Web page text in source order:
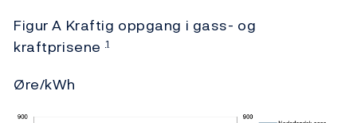
Figur A Kraftig oppgang i gass- og
kraftprisene 1
Øre/kWh